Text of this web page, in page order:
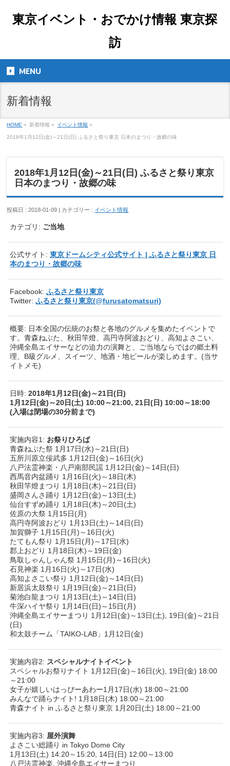
東京イベント・おでかけ情報 東京探
訪
MENU
新着情報
HOME » 新着情報 » イベント情報 »
2018年1月12日(金)～21日(日) ふるさと祭り東京 日本のまつり・故郷の味
2018年1月12日(金)～21日(日) ふるさと祭り東京
日本のまつり・故郷の味
投稿日 : 2018-01-09 | カテゴリー : イベント情報
カテゴリ: ご当地
公式サイト:東京ドームシティ公式サイト | ふるさと祭り東京 日
本のまつり・故郷の味
Facebook:ふるさと祭り東京
Twitter:ふるさと祭り東京(@furusatomatsuri)
概要: 日本全国の伝統のお祭と各地のグルメを集めたイベントで
す。青森ねぶた、秋田竿燈、高円寺阿波おどり、高知よさこい、
沖縄全島エイサーなどの迫力の演舞と、ご当地ならではの郷土料
理、B級グルメ、スイーツ、地酒・地ビールが楽しめます。(当サ
イトメモ)
日時:2018年1月12日(金)～21日(日)
1月12日(金)～20日(土) 10:00～21:00, 21日(日) 10:00～18:00
(入場は閉場の30分前まで)
実施内容1: お祭りひろば
青森ねぶた祭 1月17日(水)～21日(日)
五所川原立佞武多 1月12日(金)～16日(火)
八戸法霊神楽・八戸南部民謡 1月12日(金)～14日(日)
西馬音内盆踊り 1月16日(火)～18日(木)
秋田竿燈まつり 1月18日(木)～21日(日)
盛岡さんさ踊り 1月12日(金)～13日(土)
仙台すずめ踊り 1月18日(木)～20日(土)
佐原の大祭 1月15日(月)
高円寺阿波おどり 1月13日(土)～14日(日)
加賀獅子 1月15日(月)～16日(火)
たてもん祭り 1月15日(月)～17日(水)
郡上おどり 1月18日(木)～19日(金)
鳥取しゃんしゃん祭 1月15日(月)～16日(火)
石見神楽 1月16日(火)～17日(水)
高知よさこい祭り 1月12日(金)～14日(日)
新居浜太鼓祭り 1月19日(金)～21日(日)
菊池白龍まつり 1月13日(土)～14日(日)
牛深ハイヤ祭り 1月14日(日)～15日(月)
沖縄全島エイサーまつり 1月12日(金)～13日(土), 19日(金)～21日
(日)
和太鼓チーム「TAIKO-LAB」1月12日(金)
実施内容2: スペシャルナイトイベント
スペシャルお祭りナイト 1月12日(金)～16日(火), 19日(金) 18:00
～21:00
女子が嬉しいはっぴーあわー1月17日(水) 18:00～21:00
みんなで踊らナイト! 1月18日(木) 18:00～21:00
青森ナイト in ふるさと祭り東京 1月20日(土) 18:00～21:00
実施内容3: 屋外演舞
よさこい総踊り in Tokyo Dome City
1月13日(土) 14:20～15:20, 14日(日) 12:00～13:00
八戸法霊神楽, 沖縄全島エイサーまつり